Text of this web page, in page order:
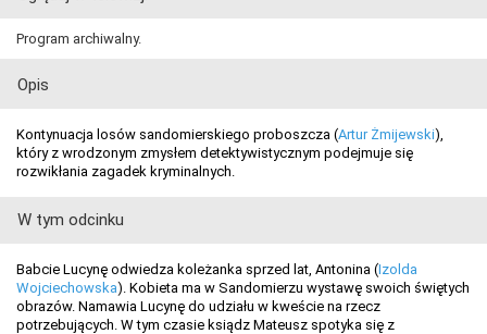
Program archiwalny.
Opis
Kontynuacja losów sandomierskiego proboszcza (Artur Żmijewski),
który z wrodzonym zmysłem detektywistycznym podejmuje się
rozwikłania zagadek kryminalnych.
W tym odcinku
Babcie Lucynę odwiedza koleżanka sprzed lat, Antonina (Izolda
Wojciechowska). Kobieta ma w Sandomierzu wystawę swoich świętych
obrazów. Namawia Lucynę do udziału w kweście na rzecz
potrzebujących. W tym czasie ksiądz Mateusz spotyka się z